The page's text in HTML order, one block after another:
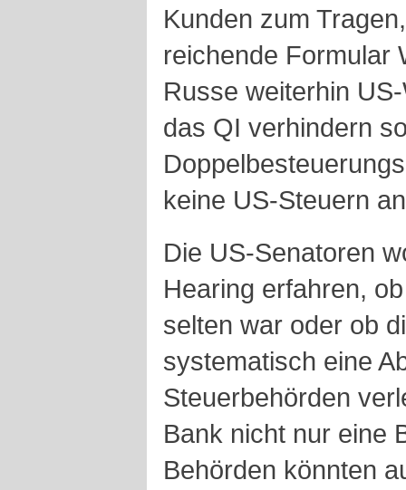
Kunden zum
reichende Formular
Russe weiterhin
das QI verhindern
keine US-Steuern
Die US-Senatoren
Hearing erfahren,
selten war oder ob
systematisch eine
Steuerbehörden
Bank nicht nur eine
Behörden könnten